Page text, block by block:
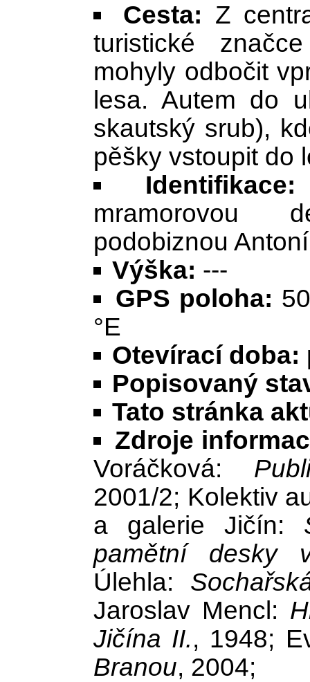
Cesta: Z
turistické
mohyly odbočit
lesa. Autem do
skautský srub),
pěšky vstoupit do
Identifikace:
mramorovou
podobiznou
Výška: ---
GPS poloha:
°E
Otevírací doba:
Popisovaný
Tato stránka
Zdroje
Voráčková:
2001/2; Kolektiv
a galerie Jičín:
pamětní desky
Úlehla:
Jaroslav Mencl:
Jičína II., 1948;
Branou, 2004;